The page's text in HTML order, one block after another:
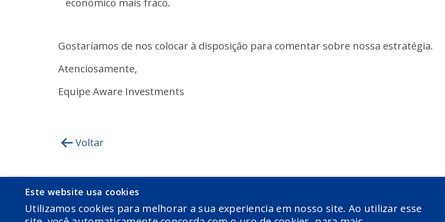
econômico mais fraco.
Gostaríamos de nos colocar à disposição para comentar sobre nossa estratégia.
Atenciosamente,
Equipe Aware Investments
Voltar
Este website usa cookies
Utilizamos cookies para melhorar a sua experiencia em nosso site. Ao utilizar esse